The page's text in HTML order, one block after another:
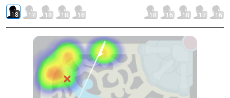
18 17 18 18 16 18 16 18 17 16